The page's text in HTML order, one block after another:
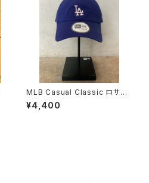
MLB Casual Classic ロサン
ゼルス・ドジャース ミッドロゴ
¥4,400